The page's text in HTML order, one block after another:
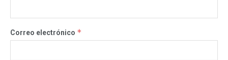
Correo electrónico *